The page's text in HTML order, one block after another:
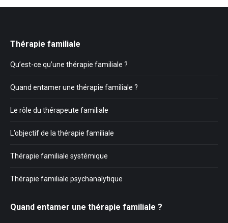
Thérapie familiale
Qu’est-ce qu’une thérapie familiale ?
Quand entamer une thérapie familiale ?
Le rôle du thérapeute familiale
L’objectif de la thérapie familiale
Thérapie familiale systémique
Thérapie familiale psychanalytique
Quand entamer une thérapie familiale ?